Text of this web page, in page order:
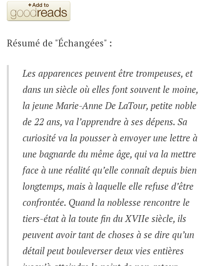
Résumé de "Échangées" :
Les apparences peuvent être trompeuses, et
dans un siècle où elles font souvent le moine,
la jeune Marie-Anne De LaTour, petite noble
de 22 ans, va l’apprendre à ses dépens. Sa
curiosité va la pousser à envoyer une lettre à
une bagnarde du même âge, qui va la mettre
face à une réalité qu’elle connaît depuis bien
longtemps, mais à laquelle elle refuse d’être
confrontée. Quand la noblesse rencontre le
tiers-état à la toute fin du XVIIe siècle, ils
peuvent avoir tant de choses à se dire qu’un
détail peut bouleverser deux vies entières